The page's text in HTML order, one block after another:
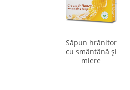
Săpun hrănitor
cu smântână şi
miere